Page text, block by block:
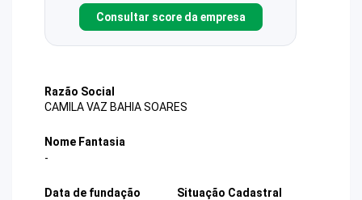
Consultar score da empresa
Razão Social
CAMILA VAZ BAHIA SOARES
Nome Fantasia
-
Data de fundação
Situação Cadastral